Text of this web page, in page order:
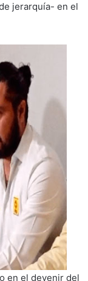
jerarquía- en el
en el devenir del